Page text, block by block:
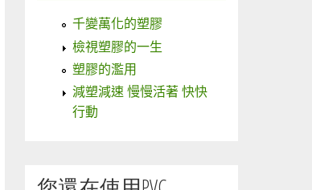
千變萬化的塑膠
檢視塑膠的一生
塑膠的濫用
減塑減速 慢慢活著 快快
行動